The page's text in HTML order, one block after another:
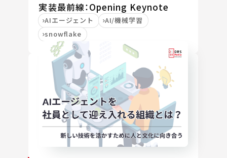
実装最前線：Opening Keynote
AIエージェント
AI/機械学習
snowflake